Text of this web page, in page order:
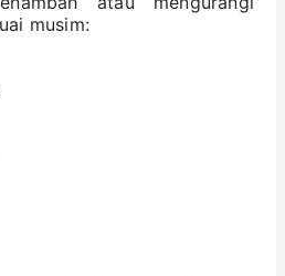
musim: